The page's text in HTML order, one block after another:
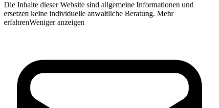
Die Inhalte dieser Website sind allgemeine Informationen und
ersetzen keine individuelle anwaltliche Beratung. Mehr
erfahrenWeniger anzeigen